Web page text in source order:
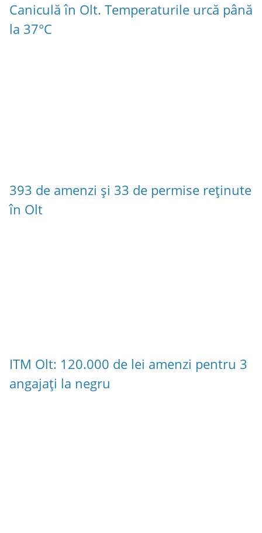
Caniculă în Olt. Temperaturile urcă până
la 37°C
393 de amenzi și 33 de permise reținute
în Olt
ITM Olt: 120.000 de lei amenzi pentru 3
angajați la negru